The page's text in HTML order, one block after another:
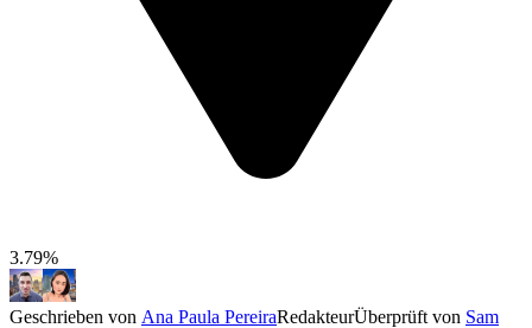
3.79%
Geschrieben von Ana Paula PereiraRedakteurÜberprüft von Sam